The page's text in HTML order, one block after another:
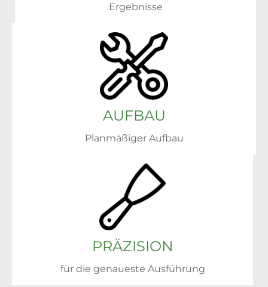
Ergebnisse
AUFBAU
Planmäßiger Aufbau
PRÄZISION
für die genaueste Ausführung